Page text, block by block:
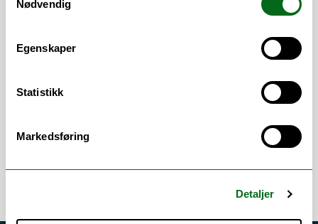
Nødvendig
Egenskaper
Statistikk
Markedsføring
Detaljer
Sustainable Energy
Planter forskergruppe